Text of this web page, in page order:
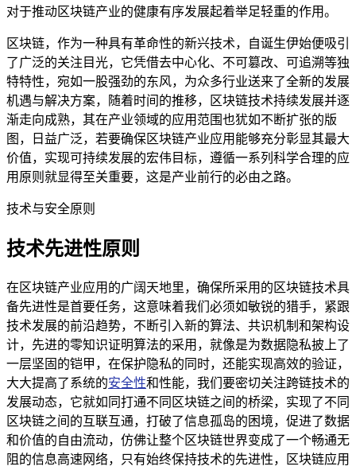
对于推动区块链产业的健康有序发展起着举足轻重的作用。
区块链，作为一种具有革命性的新兴技术，自诞生伊始便吸引
了广泛的关注目光，它凭借去中心化、不可篡改、可追溯等独
特特性，宛如一股强劲的东风，为众多行业送来了全新的发展
机遇与解决方案，随着时间的推移，区块链技术持续发展并逐
渐走向成熟，其在产业领域的应用范围也犹如不断扩张的版
图，日益广泛，若要确保区块链产业应用能够充分彰显其最大
价值，实现可持续发展的宏伟目标，遵循一系列科学合理的应
用原则就显得至关重要，这是产业前行的必由之路。
技术与安全原则
技术先进性原则
在区块链产业应用的广阔天地里，确保所采用的区块链技术具
备先进性是首要任务，这意味着我们必须如敏锐的猎手，紧跟
技术发展的前沿趋势，不断引入新的算法、共识机制和架构设
计，先进的零知识证明算法的采用，就像是为数据隐私披上了
一层坚固的铠甲，在保护隐私的同时，还能实现高效的验证，
大大提高了系统的安全性和性能，我们要密切关注跨链技术的
发展动态，它就如同打通不同区块链之间的桥梁，实现了不同
区块链之间的互联互通，打破了信息孤岛的困境，促进了数据
和价值的自由流动，仿佛让整个区块链世界变成了一个畅通无
阻的信息高速网络，只有始终保持技术的先进性，区块链应用